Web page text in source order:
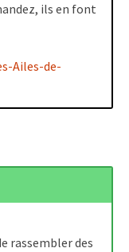
ils en font
Ailes-de-
rassembler des